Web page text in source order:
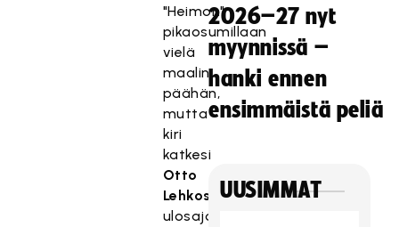
"Heimon"
pikaosumillaan
vielä
maalin
päähän,
mutta
kiri
katkesi
Otto
Lehkosuon
ulosajoon
2026–27 nyt
myynnissä –
hanki ennen
ensimmäistä peliä
UUSIMMAT